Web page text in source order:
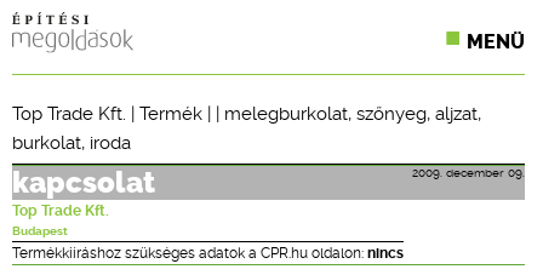
MENÜ
CPR TERMÉKKIÍRÁS
ÉPÍTÉSI JOG
Top Trade Kft. | Termék | | melegburkolat, szőnyeg, aljzat,
burkolat, iroda
2009. december 09.
kapcsolat
Top Trade Kft.
Budapest
Termékkiíráshoz szükséges adatok a CPR.hu oldalon: nincs